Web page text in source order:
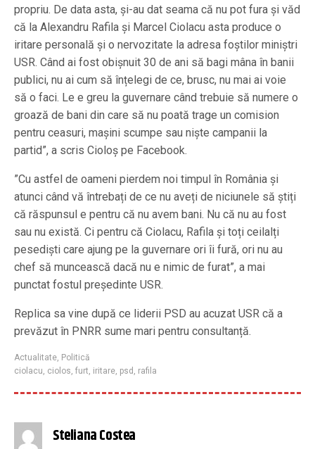
propriu. De data asta, și-au dat seama că nu pot fura și văd
că la Alexandru Rafila și Marcel Ciolacu asta produce o
iritare personală și o nervozitate la adresa foștilor miniștri
USR. Când ai fost obișnuit 30 de ani să bagi mâna în banii
publici, nu ai cum să înțelegi de ce, brusc, nu mai ai voie
să o faci. Le e greu la guvernare când trebuie să numere o
groază de bani din care să nu poată trage un comision
pentru ceasuri, mașini scumpe sau niște campanii la
partid”, a scris Cioloș pe Facebook.
”Cu astfel de oameni pierdem noi timpul în România și
atunci când vă întrebați de ce nu aveți de niciunele să știți
că răspunsul e pentru că nu avem bani. Nu că nu au fost
sau nu există. Ci pentru că Ciolacu, Rafila și toți ceilalți
pesediști care ajung pe la guvernare ori îi fură, ori nu au
chef să muncească dacă nu e nimic de furat”, a mai
punctat fostul președinte USR.
Replica sa vine după ce liderii PSD au acuzat USR că a
prevăzut în PNRR sume mari pentru consultanță.
Actualitate, Politică
ciolacu, ciolos, furt, iritare, psd , rafila
Steliana Costea